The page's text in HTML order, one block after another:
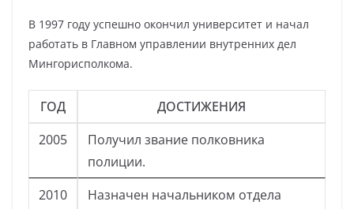
В 1997 году успешно окончил университет и начал
работать в Главном управлении внутренних дел
Мингорисполкома.
ГОД
ДОСТИЖЕНИЯ
2005
Получил звание полковника
полиции.
2010
Назначен начальником отдела